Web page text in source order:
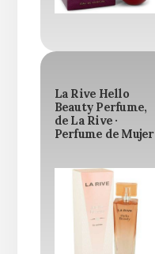
La Rive Hello
Beauty Perfume,
de La Rive ·
Perfume de Mujer